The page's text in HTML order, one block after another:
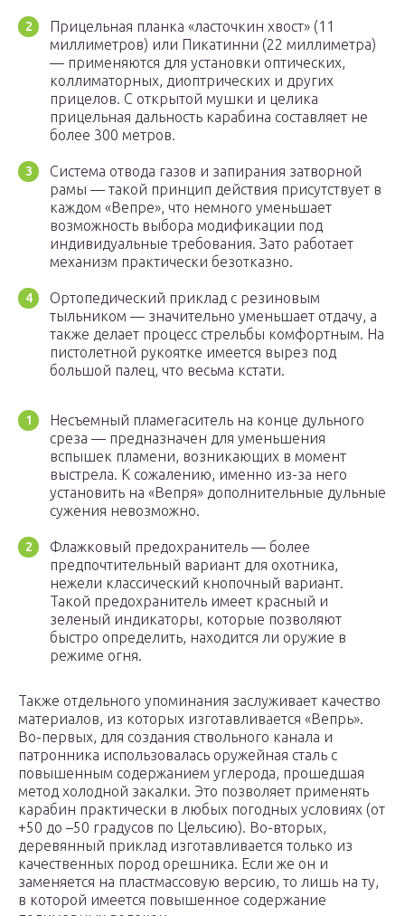
Прицельная планка «ласточкин хвост» (11
миллиметров) или Пикатинни (22 миллиметра)
— применяются для установки оптических,
коллиматорных, диоптрических и других
прицелов. С открытой мушки и целика
прицельная дальность карабина составляет не
более 300 метров.
Система отвода газов и запирания затворной
рамы — такой принцип действия присутствует в
каждом «Вепре», что немного уменьшает
возможность выбора модификации под
индивидуальные требования. Зато работает
механизм практически безотказно.
Ортопедический приклад с резиновым
тыльником — значительно уменьшает отдачу, а
также делает процесс стрельбы комфортным. На
пистолетной рукоятке имеется вырез под
большой палец, что весьма кстати.
Несъемный пламегаситель на конце дульного
среза — предназначен для уменьшения
вспышек пламени, возникающих в момент
выстрела. К сожалению, именно из-за него
установить на «Вепря» дополнительные дульные
сужения невозможно.
Флажковый предохранитель — более
предпочтительный вариант для охотника,
нежели классический кнопочный вариант.
Такой предохранитель имеет красный и
зеленый индикаторы, которые позволяют
быстро определить, находится ли оружие в
режиме огня.
Также отдельного упоминания заслуживает качество
материалов, из которых изготавливается «Вепрь».
Во-первых, для создания ствольного канала и
патронника использовалась оружейная сталь с
повышенным содержанием углерода, прошедшая
метод холодной закалки. Это позволяет применять
карабин практически в любых погодных условиях (от
+50 до –50 градусов по Цельсию). Во-вторых,
деревянный приклад изготавливается только из
качественных пород орешника. Если же он и
заменяется на пластмассовую версию, то лишь на ту,
в которой имеется повышенное содержание